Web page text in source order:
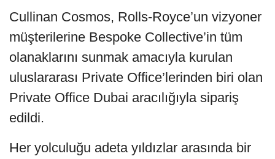
Cullinan Cosmos, Rolls-Royce’un vizyoner
müşterilerine Bespoke Collective’in tüm
olanaklarını sunmak amacıyla kurulan
uluslararası Private Office’lerinden biri olan
Private Office Dubai aracılığıyla sipariş
edildi.
Her yolculuğu adeta yıldızlar arasında bir